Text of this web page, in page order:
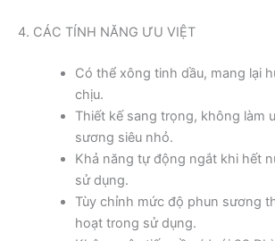
4. CÁC TÍNH NĂNG ƯU VIỆT
Có thể xông tinh dầu, mang lại
chịu.
Thiết kế sang trọng, không làm
sương siêu nhỏ.
Khả năng tự động ngắt khi hết
sử dụng.
Tùy chỉnh mức độ phun sương
hoạt trong sử dụng.